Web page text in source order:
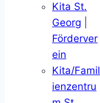
Kita St.
Georg
Förderver
ein
Kita/Famil
ienzentru